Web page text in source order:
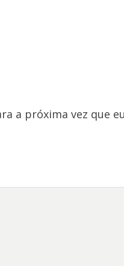
a próxima vez que